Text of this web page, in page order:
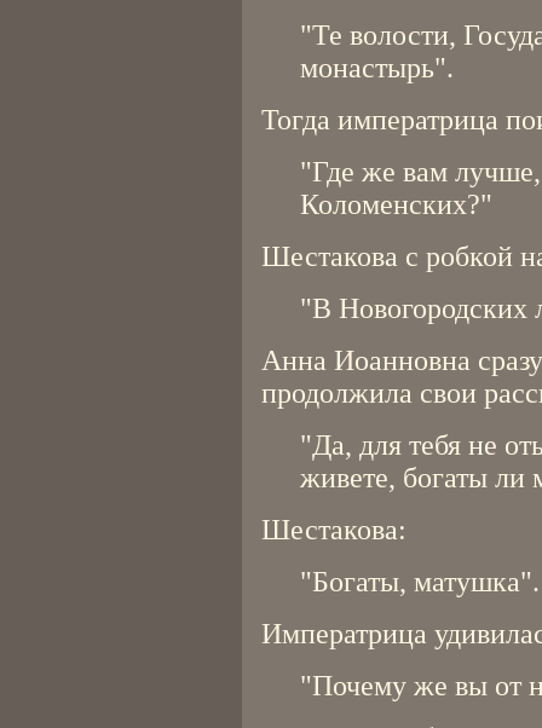
"Те волости,
монастырь".
Тогда императрица
"Где же вам
Коломенских?"
Шестакова с робкой
"В Новогородских
Анна Иоанновна
продолжила свои
"Да, для тебя не
живете, богаты
Шестакова:
"Богаты, матушка".
Императрица
"Почему же вы от